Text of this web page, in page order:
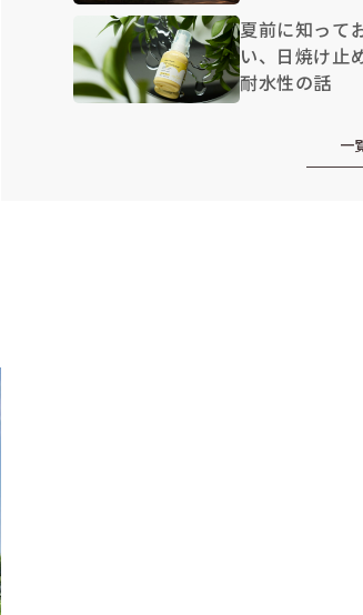
夏前に知って
い、日焼け止
耐水性の話
一